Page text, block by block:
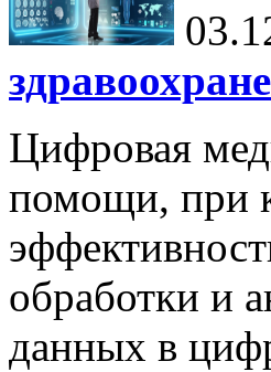
Цифровая
помощи, при
обработки и
данных в